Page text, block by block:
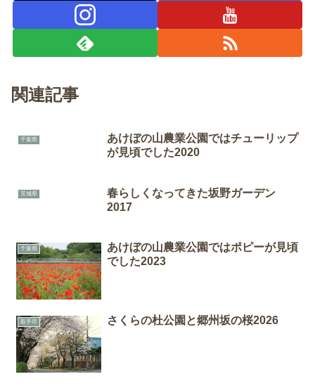
関連記事
千葉県
あけぼの山農業公園ではチューリップ
が見頃でした2020
茨城県
春らしくなってきた坂野ガーデン
2017
千葉県
あけぼの山農業公園ではポピーが見頃
でした2023
取手市 さくらの杜公園と郷州坂の桜2026